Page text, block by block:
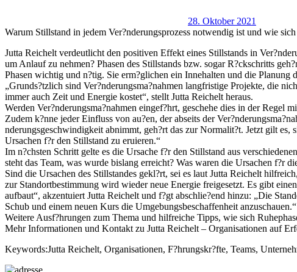
28. Oktober 2021
Warum Stillstand in jedem Ver?nderungsprozess notwendig ist und wie
Jutta Reichelt verdeutlicht den positiven Effekt eines Stillstands in
um Anlauf zu nehmen? Phasen des Stillstands bzw. sogar R?ckschritts
Phasen wichtig und n?tig. Sie erm?glichen ein Innehalten und die
„Grunds?tzlich sind Ver?nderungsma?nahmen langfristige Projekte, die
immer auch Zeit und Energie kostet“, stellt Jutta Reichelt heraus.
Werden Ver?nderungsma?nahmen eingef?hrt, geschehe dies in der Regel
Zudem k?nne jeder Einfluss von au?en, der abseits der
nderungsgeschwindigkeit abnimmt, geh?rt das zur Normalit?t. Jetzt gilt
Ursachen f?r den Stillstand zu eruieren.“
Im n?chsten Schritt gelte es die Ursache f?r den Stillstand aus
steht das Team, was wurde bislang erreicht? Was waren die Ursachen f?r
Sind die Ursachen des Stillstandes gekl?rt, sei es laut Jutta Reichelt
zur Standortbestimmung wird wieder neue Energie freigesetzt. Es gibt
aufbaut“, akzentuiert Jutta Reichelt und f?gt abschlie?end hinzu: „Die
Schub und einem neuen Kurs die Umgebungsbeschaffenheit anzuschauen.“
Weitere Ausf?hrungen zum Thema und hilfreiche Tipps, wie sich
Mehr Informationen und Kontakt zu Jutta Reichelt – Organisationen auf
Keywords:Jutta Reichelt, Organisationen, F?hrungskr?fte, Teams,